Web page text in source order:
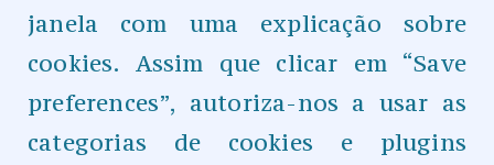
janela com uma explicação sobre
cookies. Assim que clicar em “Save
preferences”, autoriza-nos a usar as
categorias de cookies e plugins